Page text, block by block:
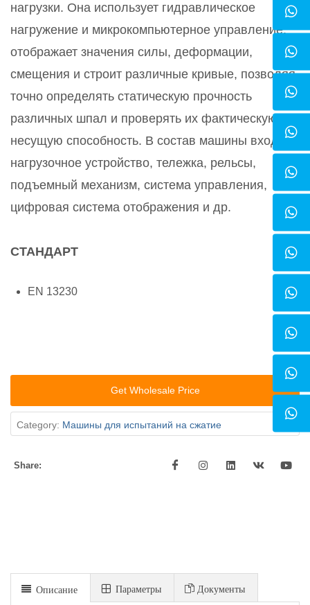
нагрузки. Она использует гидравлическое
нагружение и микрокомпьютерное управление,
отображает значения силы, деформации,
смещения и строит различные кривые, позволяя
точно определять статическую прочность
различных шпал и проверять их фактическую
несущую способность. В состав машины входят:
нагрузочное устройство, тележка, рельсы,
подъемный механизм, система управления,
цифровая система отображения и др.
СТАНДАРТ
EN 13230
Get Wholesale Price
Category: Машины для испытаний на сжатие
Share:
Описание Параметры Документы